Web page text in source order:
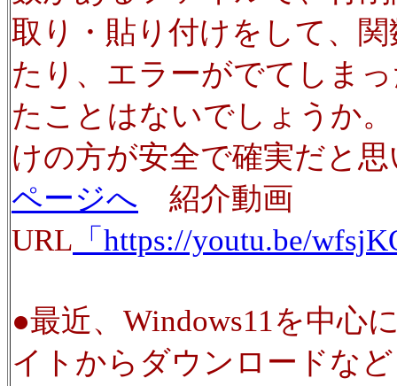
取り・貼り付けをして、
たり、エラーがでてしま
たことはないでしょうか
けの方が安全で確実だと
ページへ 紹介動画
URL 「https://youtu.be/
●最近、Windows11を中心
イトからダウンロードな